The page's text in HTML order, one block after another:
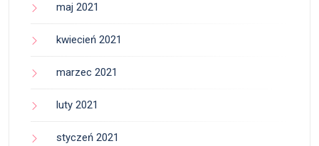
maj 2021
kwiecień 2021
marzec 2021
luty 2021
styczeń 2021